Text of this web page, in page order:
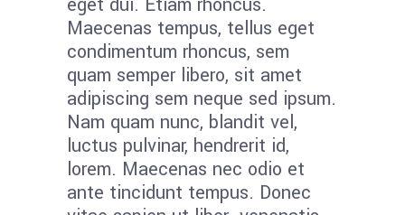
eget dui. Etiam rhoncus.
Maecenas tempus, tellus eget
condimentum rhoncus, sem
quam semper libero, sit amet
adipiscing sem neque sed ipsum.
Nam quam nunc, blandit vel,
luctus pulvinar, hendrerit id,
lorem. Maecenas nec odio et
ante tincidunt tempus. Donec